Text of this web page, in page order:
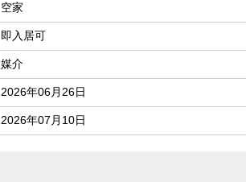
空家
即入居可
媒介
2026年06月26日
2026年07月10日